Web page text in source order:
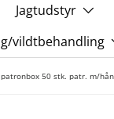
Jagtudstyr
vildtbehandling